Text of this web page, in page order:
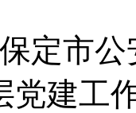
市公
党建工